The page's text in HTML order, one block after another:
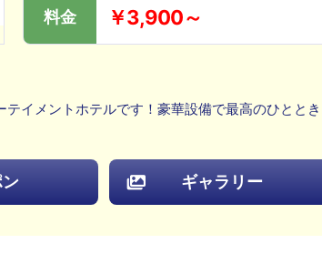
料金 ￥3,900～
イメントホテルです！豪華設備で最高のひととき
ギャラリー